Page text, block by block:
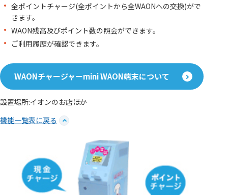
全ポイントチャージ(全ポイントから全WAONへの交換)がで
きます。
WAON残高及びポイント数の照会ができます。
ご利用履歴が確認できます。
WAONチャージャーmini WAON端末について
設置場所:イオンのお店ほか
機能一覧表に戻る